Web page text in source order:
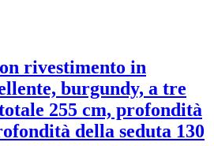
rivestimento in
burgundy, a tre
255 cm, profondità
della seduta 130